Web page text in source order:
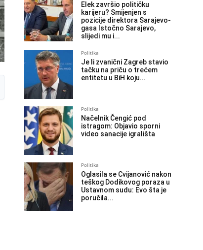
Elek završio političku
karijeru? Smijenjen s
pozicije direktora Sarajevo-
gasa Istočno Sarajevo,
slijedi mu i...
Politika
Je li zvanični Zagreb stavio
tačku na priču o trećem
entitetu u BiH koju...
Politika
Načelnik Čengić pod
istragom: Objavio sporni
video sanacije igrališta
Politika
Oglasila se Cvijanović nakon
teškog Dodikovog poraza u
Ustavnom sudu: Evo šta je
poručila...